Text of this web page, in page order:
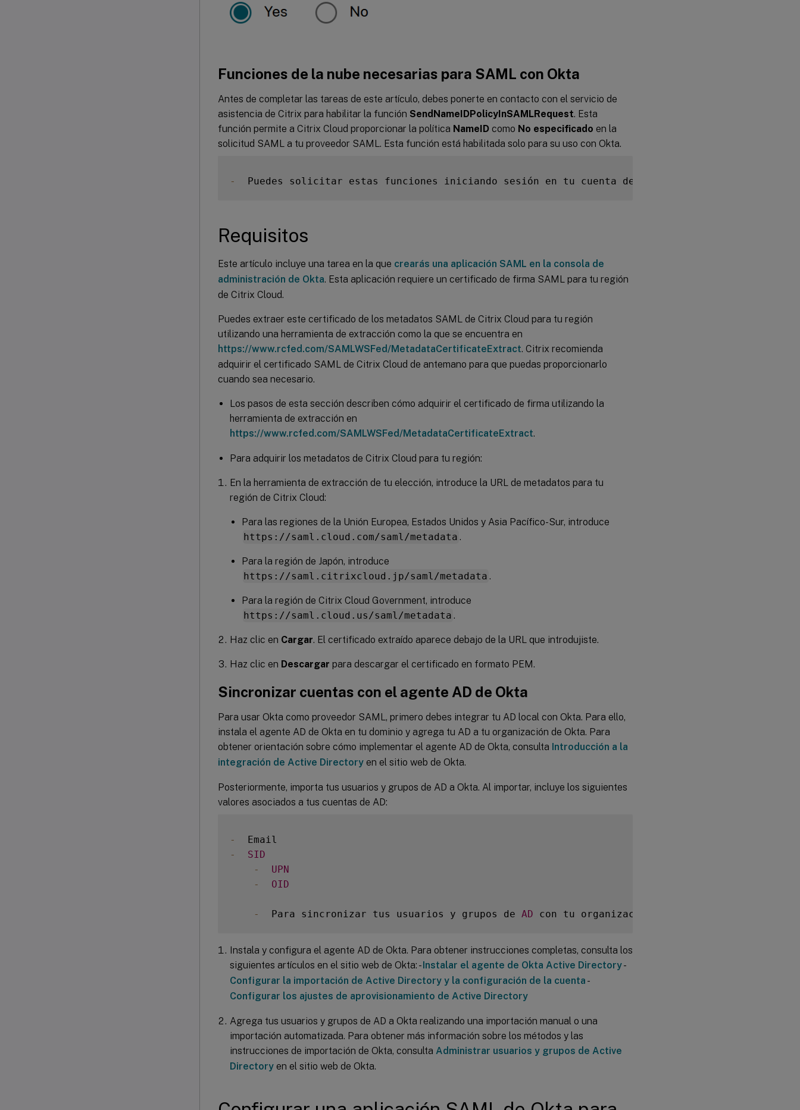
Funciones de la nube necesarias para SAML con Okta
Antes de completar las tareas de este artículo, debes ponerte en contacto con el servicio de
asistencia de Citrix para habilitar la función SendNameIDPolicyInSAMLRequest. Esta
función permite a Citrix Cloud proporcionar la política NameID como No especificado en la
solicitud SAML a tu proveedor SAML. Esta función está habilitada solo para su uso con Okta.
-
Puedes solicitar estas funciones iniciando sesión en tu cuenta de Citrix y abriendo un caso
Requisitos
Este artículo incluye una tarea en la que crearás una aplicación SAML en la consola de
administración de Okta. Esta aplicación requiere un certificado de firma SAML para tu región
de Citrix Cloud.
Puedes extraer este certificado de los metadatos SAML de Citrix Cloud para tu región
utilizando una herramienta de extracción como la que se encuentra en
https://www.rcfed.com/SAMLWSFed/MetadataCertificateExtract. Citrix recomienda
adquirir el certificado SAML de Citrix Cloud de antemano para que puedas proporcionarlo
cuando sea necesario.
Los pasos de esta sección describen cómo adquirir el certificado de firma utilizando la
herramienta de extracción en
https://www.rcfed.com/SAMLWSFed/MetadataCertificateExtract.
Para adquirir los metadatos de Citrix Cloud para tu región:
En la herramienta de extracción de tu elección, introduce la URL de metadatos para tu
región de Citrix Cloud:
Para las regiones de la Unión Europea, Estados Unidos y Asia Pacífico-Sur, introduce
https://saml.cloud.com/saml/metadata .
Para la región de Japón, introduce
https://saml.citrixcloud.jp/saml/metadata .
Para la región de Citrix Cloud Government, introduce
https://saml.cloud.us/saml/metadata .
Haz clic en Cargar. El certificado extraído aparece debajo de la URL que introdujiste.
Haz clic en Descargar para descargar el certificado en formato PEM.
Sincronizar cuentas con el agente AD de Okta
Para usar Okta como proveedor SAML, primero debes integrar tu AD local con Okta. Para ello,
instala el agente AD de Okta en tu dominio y agrega tu AD a tu organización de Okta. Para
obtener orientación sobre cómo implementar el agente AD de Okta, consulta Introducción a la
integración de Active Directory en el sitio web de Okta.
Posteriormente, importa tus usuarios y grupos de AD a Okta. Al importar, incluye los siguientes
valores asociados a tus cuentas de AD:
-
-
SID
-
UPN
-
OID
-
  Para sincronizar tus usuarios y grupos de
AD con tu organización de Okta
Instala y configura el agente AD de Okta. Para obtener instrucciones completas, consulta los
siguientes artículos en el sitio web de Okta: -Instalar el agente de Okta Active Directory-
Configurar la importación de Active Directory y la configuración de la cuenta -
Configurar los ajustes de aprovisionamiento de Active Directory
Agrega tus usuarios y grupos de AD a Okta realizando una importación manual o una
importación automatizada. Para obtener más información sobre los métodos y las
instrucciones de importación de Okta, consulta Administrar usuarios y grupos de Active
Directory en el sitio web de Okta.